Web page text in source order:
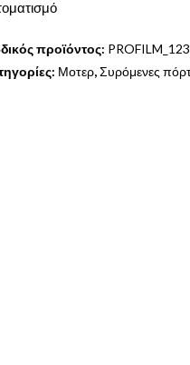
προϊόντος:
Μοτερ,Συρόμενες